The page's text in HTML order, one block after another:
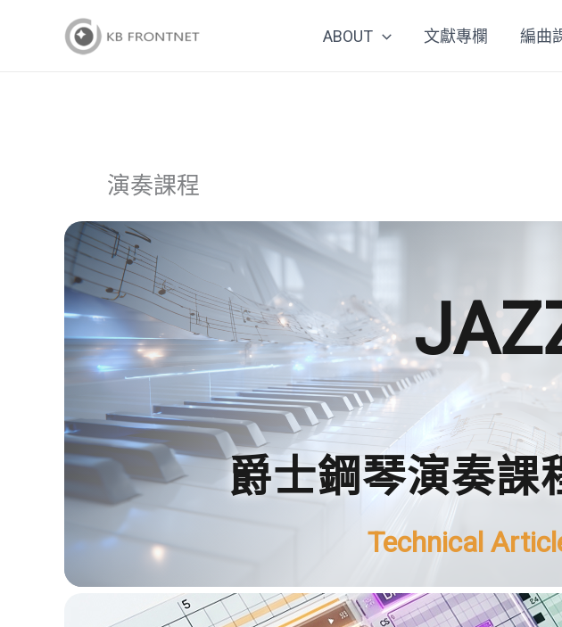
ABOUT 文獻專欄 編曲
演奏課程
爵士鋼琴演奏課
Technical